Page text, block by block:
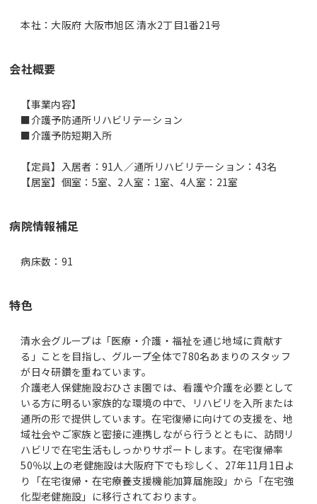
本社：大阪府 大阪市旭区 清水2丁目1番21号
会社概要
【事業内容】
■介護予防通所リハビリテーション
■介護予防短期入所
【定員】入居者：91人／通所リハビリテーション：43名
【居室】個室：5室、2人室：1室、4人室：21室
病院情報補足
病床数：91
特色
清水会グループは「医療・介護・福祉を通じ地域に貢献す
る」ことを目指し、グループ全体で780名あまりのスタッフ
が日々研鑽を重ねています。
介護老人保健施設おひさま園では、看護や介護を必要として
いる方に明るい家族的な環境の中で、リハビリを入所または
通所の形で提供しています。在宅復帰に向けての支援を、地
域社会やご家族と密接に連携しながら行うとともに、訪問リ
ハビリで在宅生活もしっかりサポートします。在宅復帰率
50％以上の老健施設は大阪府下でも珍しく、27年11月1日よ
り「在宅復帰・在宅療養支援機能加算届施設」から「在宅強
化型老健施設」に移行されております。